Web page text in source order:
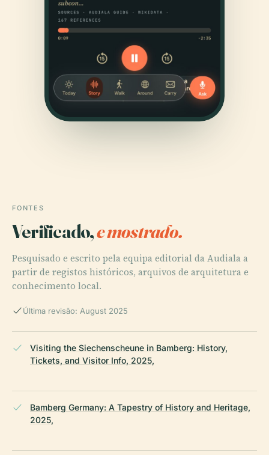
FONTES
Verificado,e mostrado.
Pesquisado e escrito pela equipa editorial da Audiala a
partir de registos históricos, arquivos de arquitetura e
conhecimento local.
Última revisão: August 2025
Visiting the Siechenscheune in Bamberg: History,
Tickets, and Visitor Info, 2025,
Bamberg Germany: A Tapestry of History and Heritage,
2025,